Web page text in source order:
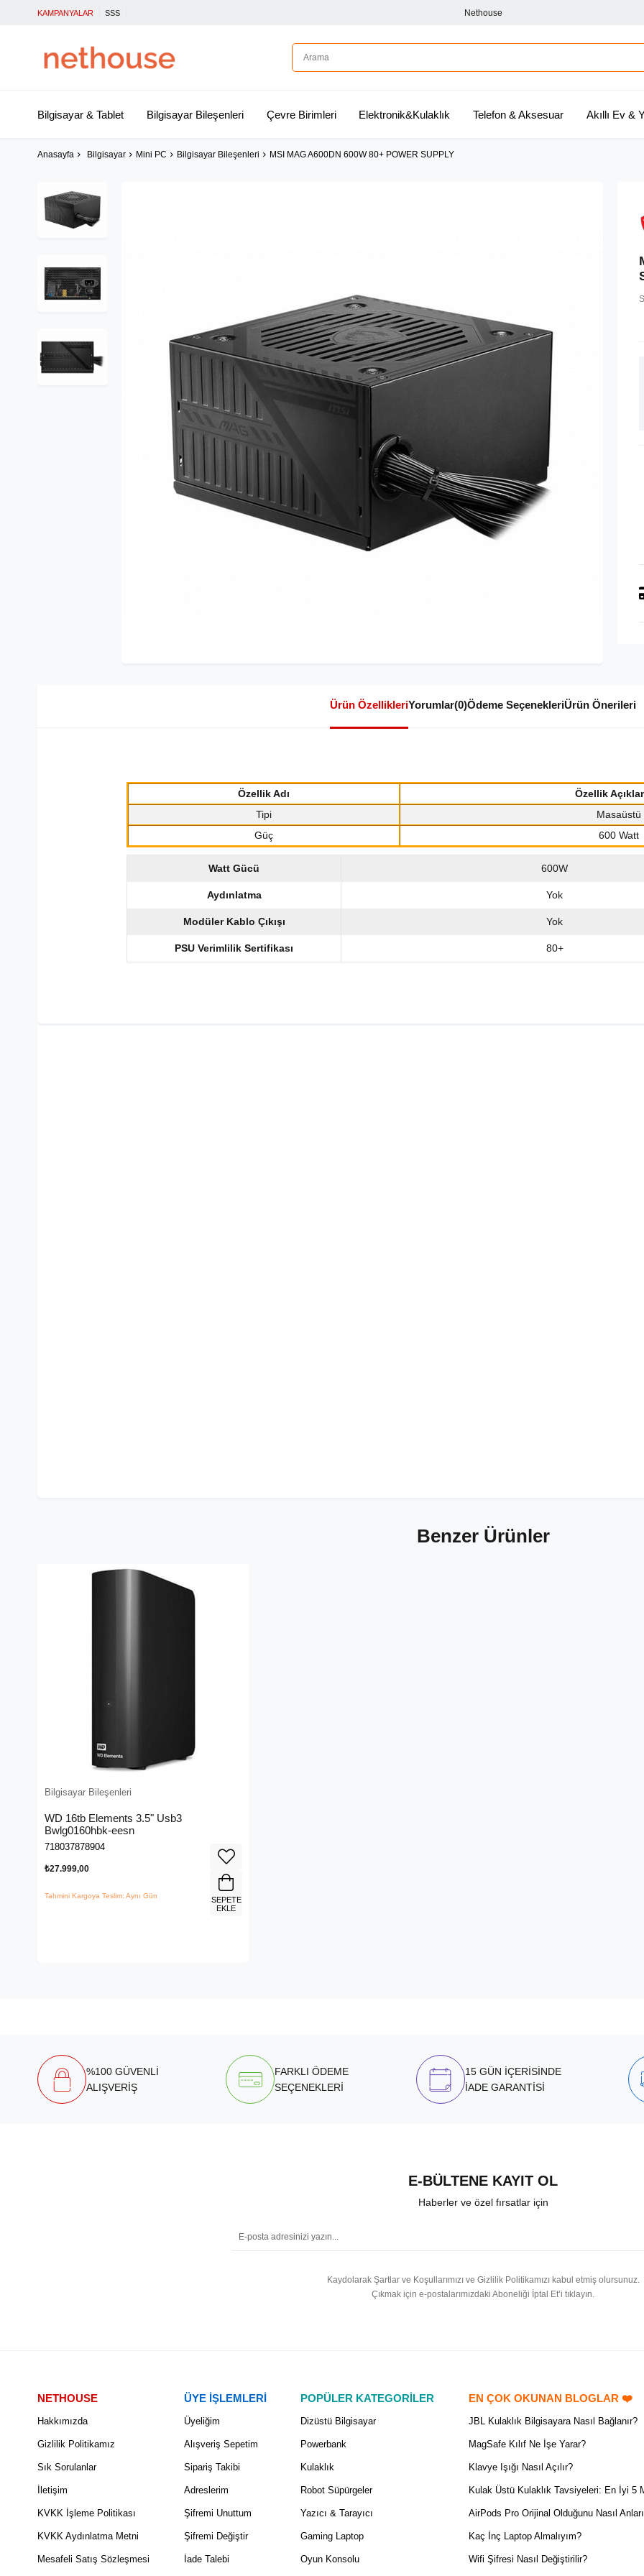
KAMPANYALAR SSS Nethouse
Bilgisayar & Tablet Bilgisayar Bileşenleri Çevre Birimleri Elektronik&Kulaklık Telefon & Aksesuar Akıllı Ev &
Anasayfa Bilgisayar Mini PC Bilgisayar Bileşenleri MSI MAG A600DN 600W 80+ POWER SUPPLY
Ürün ÖzellikleriYorumlar(0)Ödeme SeçenekleriÜrün Önerileri
Özellik Adı
Özellik
Tipi
Masaüstü
Güç
600 Watt
Watt Gücü 600W
Aydınlatma Yok
Modüler Kablo Çıkışı Yok
PSU Verimlilik Sertifikası 80+
Benzer Ürünler
Bilgisayar Bileşenleri
WD 16tb Elements 3.5" Usb3
Bwlg0160hbk-eesn
718037878904
₺27.999,00
Tahmini Kargoya Teslim: Aynı Gün
SEPETE
EKLE
%100 GÜVENLİ
ALIŞVERİŞ
FARKLI ÖDEME
SEÇENEKLERİ
15 GÜN İÇERİSİNDE
İADE GARANTİSİ
E-BÜLTENE KAYIT OL
Haberler ve özel fırsatlar için
Kaydolarak Şartlar ve Koşullarımızı ve Gizlilik Politikamızı kabul etmiş olursunuz.
Çıkmak için e-postalarımızdaki Aboneliği İptal Et’i tıklayın.
NETHOUSE
Hakkımızda
Gizlilik Politikamız
Sık Sorulanlar
İletişim
KVKK İşleme Politikası
KVKK Aydınlatma Metni
Mesafeli Satış Sözleşmesi
ÜYE İŞLEMLERİ
Üyeliğim
Alışveriş Sepetim
Sipariş Takibi
Adreslerim
Şifremi Unuttum
Şifremi Değiştir
İade Talebi
POPÜLER KATEGORİLER
Dizüstü Bilgisayar
Powerbank
Kulaklık
Robot Süpürgeler
Yazıcı & Tarayıcı
Gaming Laptop
Oyun Konsolu
EN ÇOK OKUNAN BLOGLAR ❤️
JBL Kulaklık Bilgisayara Nasıl Bağlanır?
MagSafe Kılıf Ne İşe Yarar?
Klavye Işığı Nasıl Açılır?
Kulak Üstü Kulaklık Tavsiyeleri: En İyi 5
AirPods Pro Orijinal Olduğunu Nasıl
Kaç İnç Laptop Almalıyım?
Wifi Şifresi Nasıl Değiştirilir?